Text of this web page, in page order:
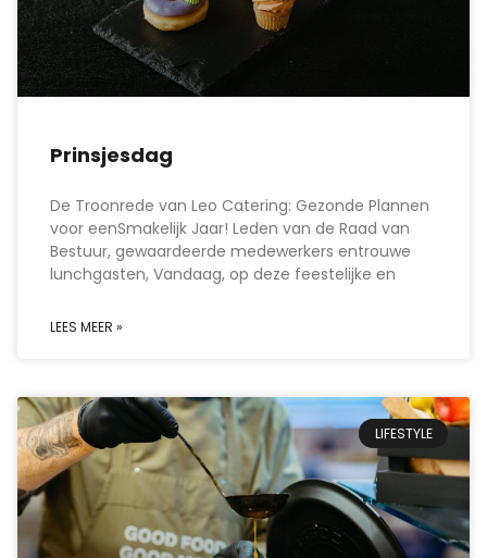
Prinsjesdag
De Troonrede van Leo Catering: Gezonde Plannen
voor eenSmakelijk Jaar! Leden van de Raad van
Bestuur, gewaardeerde medewerkers entrouwe
lunchgasten, Vandaag, op deze feestelijke en
LEES MEER »
LIFESTYLE